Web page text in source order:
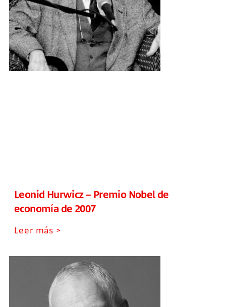
Leonid Hurwicz – Premio Nobel de
economía de 2007
Leer más >